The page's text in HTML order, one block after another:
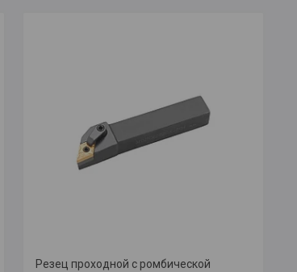
Резец проходной с ромбической